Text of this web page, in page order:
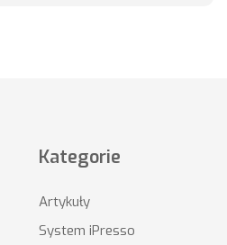
Kategorie
Artykuły
System iPresso